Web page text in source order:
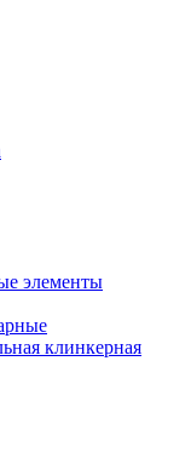
элементы
клинкерная